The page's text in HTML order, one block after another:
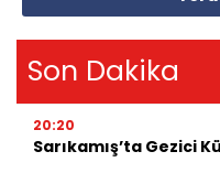
Son Dakika
20:20
Sarıkamış’ta Gezici